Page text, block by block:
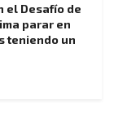
el Desafío de
parar en
teniendo un